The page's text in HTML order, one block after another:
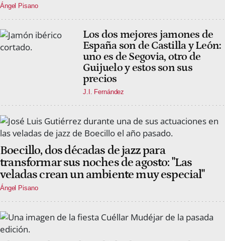
Ángel Pisano
Los dos mejores jamones de
España son de Castilla y León:
uno es de Segovia, otro de
Guijuelo y estos son sus
precios
J.I. Fernández
Boecillo, dos décadas de jazz para
transformar sus noches de agosto: "Las
veladas crean un ambiente muy especial"
Ángel Pisano